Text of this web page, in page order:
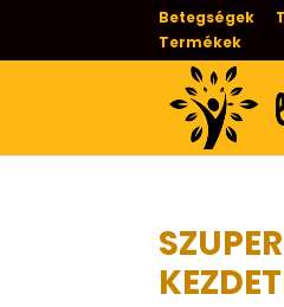
Betegségek
Termékek